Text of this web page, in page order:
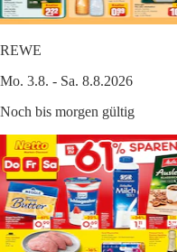
REWE
Mo. 3.8. - Sa. 8.8.2026
Noch bis morgen gültig